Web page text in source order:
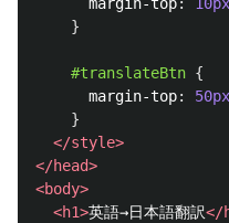
margin-top: 10px
}
#translateBtn {
margin-top: 50px
}
</style>
</head>
<body>
<h1>英語→日本語翻訳</